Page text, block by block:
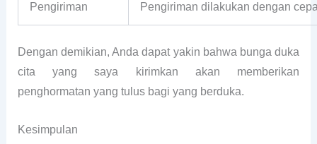
Pengiriman Pengiriman dilakukan dengan
Dengan demikian, Anda dapat yakin bahwa bunga duka
cita yang saya kirimkan akan memberikan
penghormatan yang tulus bagi yang berduka.
Kesimpulan